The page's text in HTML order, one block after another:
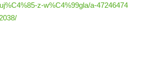
z-w%C4%99gla/a-47246474